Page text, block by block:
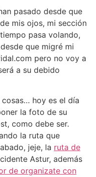
pasado desde que
mis ojos, mi sección
pasa volando,
que migré mi
pero no voy a
a su debido
cosas… hoy es el día
la foto de su
como debe ser.
la ruta que
jeje, la ruta de
Astur, además
de organizate con